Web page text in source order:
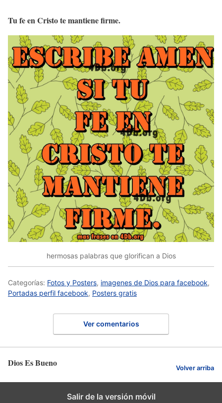
Tu fe en Cristo te mantiene firme.
hermosas palabras que glorifican a Dios
Categorías: Fotos y Posters, imagenes de Dios para facebook,
Portadas perfil facebook, Posters gratis
Ver comentarios
Dios Es Bueno Volver arriba
Salir de la versión móvil